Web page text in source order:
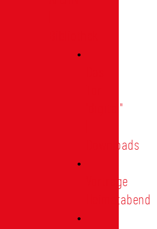
"digital"
Downloads
Vorträge
Heimatabend